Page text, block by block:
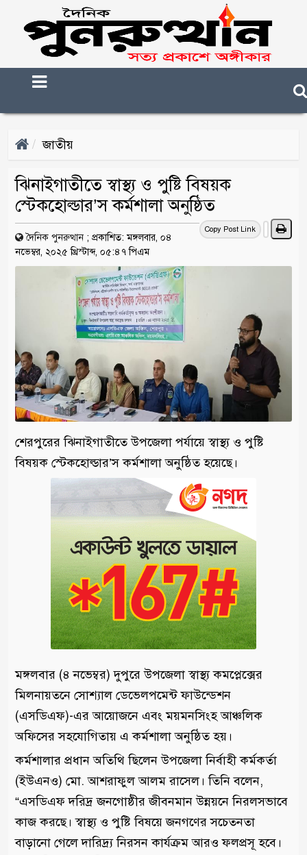
জাতীয়
ঝিনাইগাতীতে স্বাস্থ্য ও পুষ্টি বিষয়ক
স্টেকহোল্ডার’স কর্মশালা অনুষ্ঠিত
Copy Post Link
দৈনিক পুনরুত্থান ; প্রকাশিত: মঙ্গলবার, ০৪
নভেম্বর, ২০২৫ খ্রিস্টাব্দ, ০৫:৪৭ পিএম
শেরপুরের ঝিনাইগাতীতে উপজেলা পর্যায়ে স্বাস্থ্য ও পুষ্টি
বিষয়ক স্টেকহোল্ডার’স কর্মশালা অনুষ্ঠিত হয়েছে।
মঙ্গলবার (৪ নভেম্বর) দুপুরে উপজেলা স্বাস্থ্য কমপ্লেক্সের
মিলনায়তনে সোশ্যাল ডেভেলপমেন্ট ফাউন্ডেশন
(এসডিএফ)-এর আয়োজনে এবং ময়মনসিংহ আঞ্চলিক
অফিসের সহযোগিতায় এ কর্মশালা অনুষ্ঠিত হয়।
কর্মশালার প্রধান অতিথি ছিলেন উপজেলা নির্বাহী কর্মকর্তা
(ইউএনও) মো. আশরাফুল আলম রাসেল। তিনি বলেন,
“এসডিএফ দরিদ্র জনগোষ্ঠীর জীবনমান উন্নয়নে নিরলসভাবে
কাজ করছে। স্বাস্থ্য ও পুষ্টি বিষয়ে জনগণের সচেতনতা
বাড়ানো গেলে দারিদ্র্য নিরসন কার্যক্রম আরও ফলপ্রসূ হবে।